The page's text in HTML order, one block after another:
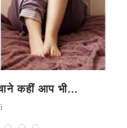
कहीं आप भी...